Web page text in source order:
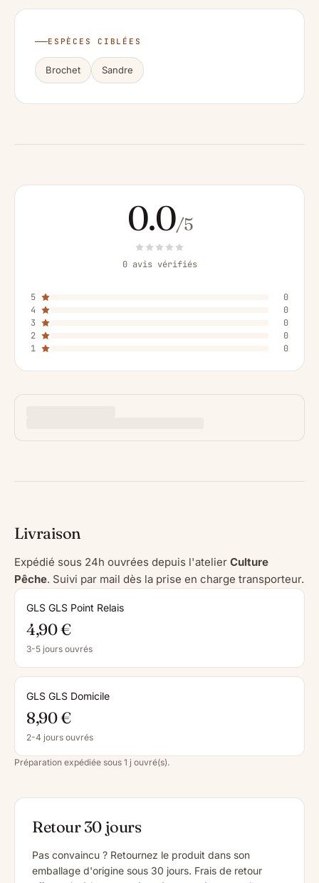
ESPÈCES CIBLÉES
Brochet Sandre
0.0/5
0 avis vérifiés
5
0
4
0
3
0
2
0
1
0
Livraison
Expédié sous 24h ouvrées depuis l'atelier Culture
Pêche. Suivi par mail dès la prise en charge transporteur.
GLS GLS Point Relais
4,90 €
3-5 jours ouvrés
GLS GLS Domicile
8,90 €
2-4 jours ouvrés
Préparation expédiée sous 1 j ouvré(s).
Retour 30 jours
Pas convaincu ? Retournez le produit dans son
emballage d'origine sous 30 jours. Frais de retour